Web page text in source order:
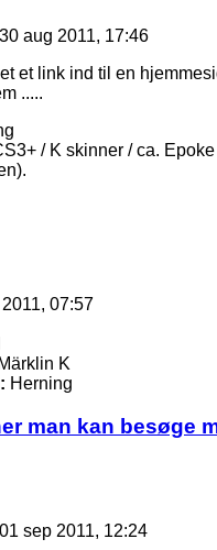
30 aug 2011, 17:46
et link ind til en
.....
/ K skinner / ca.
07:57
Märklin K
Herning
man kan besøge
01 sep 2011, 12:24